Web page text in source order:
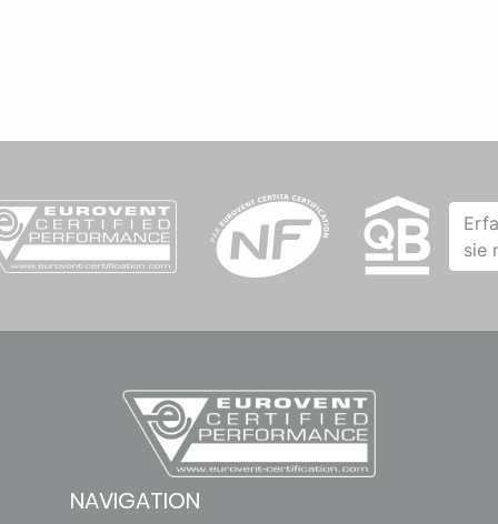
sie
NAVIGATION
Luftqualität und belüftung